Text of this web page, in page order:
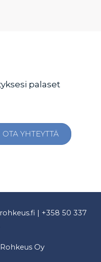
palaset
OTA YHTEYTTÄ
| +358 50 337
Oy